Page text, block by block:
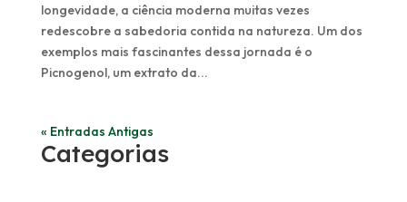
longevidade, a ciência moderna muitas vezes
redescobre a sabedoria contida na natureza. Um dos
exemplos mais fascinantes dessa jornada é o
Picnogenol, um extrato da...
« Entradas Antigas
Categorias